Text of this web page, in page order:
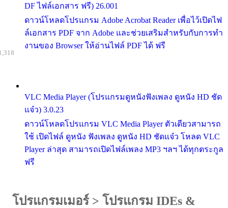
DF ไฟล์เอกสาร ฟรี) 26.001
ดาวน์โหลดโปรแกรม Adobe Acrobat Reader เพื่อไว้เปิดไฟ
ล์เอกสาร PDF จาก Adobe และช่วยเสริมสำหรับกับการทำ
งานของ Browser ให้อ่านไฟล์ PDF ได้ ฟรี
VLC Media Player (โปรแกรมดูหนังฟังเพลง ดูหนัง HD ชัด
แจ๋ว) 3.0.23
ดาวน์โหลดโปรแกรม VLC Media Player ตัวเดียวสามารถ
ใช้ เปิดไฟล์ ดูหนัง ฟังเพลง ดูหนัง HD ชัดแจ๋ว โหลด VLC
Player ล่าสุด สามารถเปิดไฟล์เพลง MP3 ฯลฯ ได้ทุกตระกูล
ฟรี
โปรแกรมเมอร์> โปรแกรม IDEs &